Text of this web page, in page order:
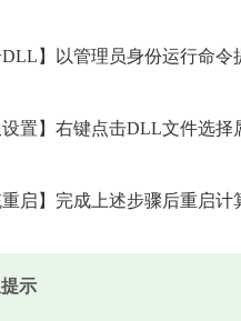
DLL】以管理员身份运行命令
设置】右键点击DLL文件选
重启】完成上述步骤后重启
示